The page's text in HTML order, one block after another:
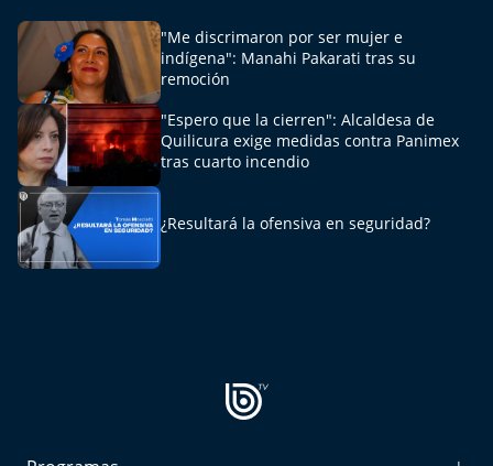
"Me discrimaron por ser mujer e
indígena": Manahi Pakarati tras su
remoción
"Espero que la cierren": Alcaldesa de
Quilicura exige medidas contra Panimex
tras cuarto incendio
¿Resultará la ofensiva en seguridad?